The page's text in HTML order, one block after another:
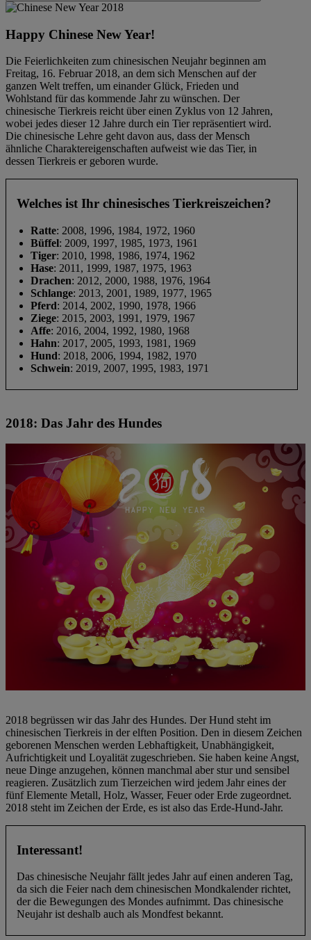
Happy Chinese New Year!
Die Feierlichkeiten zum chinesischen Neujahr beginnen am
Freitag, 16. Februar 2018, an dem sich Menschen auf der
ganzen Welt treffen, um einander Glück, Frieden und
Wohlstand für das kommende Jahr zu wünschen. Der
chinesische Tierkreis reicht über einen Zyklus von 12 Jahren,
wobei jedes dieser 12 Jahre durch ein Tier repräsentiert wird.
Die chinesische Lehre geht davon aus, dass der Mensch
ähnliche Charaktereigenschaften aufweist wie das Tier, in
dessen Tierkreis er geboren wurde.
Welches ist Ihr chinesisches Tierkreiszeichen?
Ratte: 2008, 1996, 1984, 1972, 1960
Büffel: 2009, 1997, 1985, 1973, 1961
Tiger: 2010, 1998, 1986, 1974, 1962
Hase: 2011, 1999, 1987, 1975, 1963
Drachen: 2012, 2000, 1988, 1976, 1964
Schlange: 2013, 2001, 1989, 1977, 1965
Pferd: 2014, 2002, 1990, 1978, 1966
Ziege: 2015, 2003, 1991, 1979, 1967
Affe: 2016, 2004, 1992, 1980, 1968
Hahn: 2017, 2005, 1993, 1981, 1969
Hund: 2018, 2006, 1994, 1982, 1970
Schwein: 2019, 2007, 1995, 1983, 1971
2018: Das Jahr des Hundes
2018 begrüssen wir das Jahr des Hundes. Der Hund steht im
chinesischen Tierkreis in der elften Position. Den in diesem Zeichen
geborenen Menschen werden Lebhaftigkeit, Unabhängigkeit,
Aufrichtigkeit und Loyalität zugeschrieben. Sie haben keine Angst,
neue Dinge anzugehen, können manchmal aber stur und sensibel
reagieren. Zusätzlich zum Tierzeichen wird jedem Jahr eines der
fünf Elemente Metall, Holz, Wasser, Feuer oder Erde zugeordnet.
2018 steht im Zeichen der Erde, es ist also das Erde-Hund-Jahr.
Interessant!
Das chinesische Neujahr fällt jedes Jahr auf einen anderen Tag,
da sich die Feier nach dem chinesischen Mondkalender richtet,
der die Bewegungen des Mondes aufnimmt. Das chinesische
Neujahr ist deshalb auch als Mondfest bekannt.